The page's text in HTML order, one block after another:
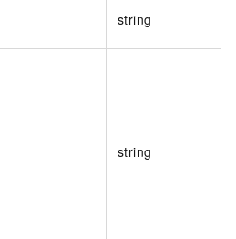
string
string